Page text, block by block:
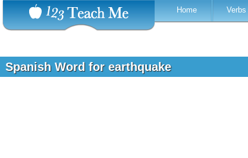
Home Verbs
Spanish Word for earthquake